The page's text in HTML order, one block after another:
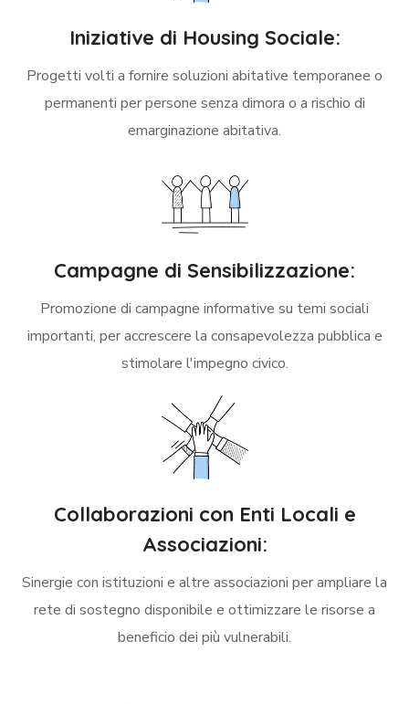
Iniziative di Housing Sociale:
Progetti volti a fornire soluzioni abitative temporanee o
permanenti per persone senza dimora o a rischio di
emarginazione abitativa.
Campagne di Sensibilizzazione:
Promozione di campagne informative su temi sociali
importanti, per accrescere la consapevolezza pubblica e
stimolare l'impegno civico.
Collaborazioni con Enti Locali e
Associazioni:
Sinergie con istituzioni e altre associazioni per ampliare la
rete di sostegno disponibile e ottimizzare le risorse a
beneficio dei più vulnerabili.